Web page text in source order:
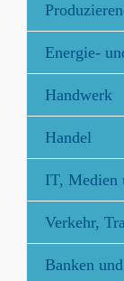
Energie-
Handwerk
Handel
IT, Medien
Verkehr,
Banken